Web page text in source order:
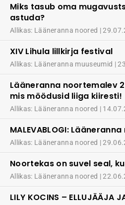
Miks tasub oma
astuda?
Allikas: Lääneranna noored
XIV Lihula lillkirja festival
Allikas: Lääneranna muuseumid
Lääneranna noortemalev
mis möödusid liiga kiiresti!
Allikas: Lääneranna noored
MALEVABLOGI:
Allikas: Lääneranna noored
Noortekas on suvel seal,
Allikas: Lääneranna noored
LILY KOCINS – ELLUJÄÄJA